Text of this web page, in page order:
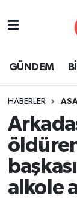
GÜNDEM
HABERLER
alkole
SPOR
SAĞLIK
Süper
Tüm
Son